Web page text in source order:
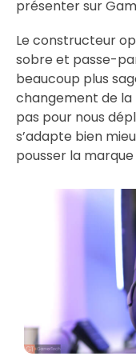
présenter sur
Le constructeur
sobre et passe-
beaucoup plus
changement de la
pas pour nous
s’adapte bien
pousser la